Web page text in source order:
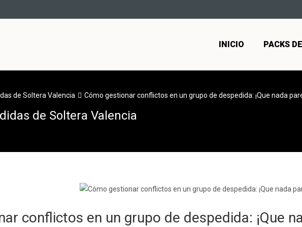
INICIO PACKS
de Soltera Valencia Cómo gestionar conflictos en un grupo de despedida: ¡Que nada
de Soltera Valencia
conflictos en un grupo de despedida: ¡Que